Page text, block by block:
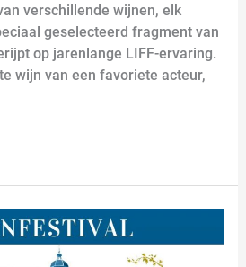
verschillende wijnen, elk
geselecteerd fragment van
op jarenlange LIFF-ervaring.
wijn van een favoriete acteur,